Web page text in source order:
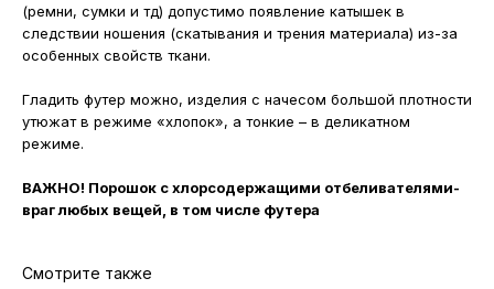
(ремни, сумки и тд) допустимо появление катышек в
следствии ношения (скатывания и трения материала) из-за
особенных свойств ткани.
Гладить футер можно, изделия с начесом большой плотности
утюжат в режиме «хлопок», а тонкие – в деликатном
режиме.
ВАЖНО! Порошок с хлорсодержащими отбеливателями-
враг любых вещей, в том числе футера
Смотрите также